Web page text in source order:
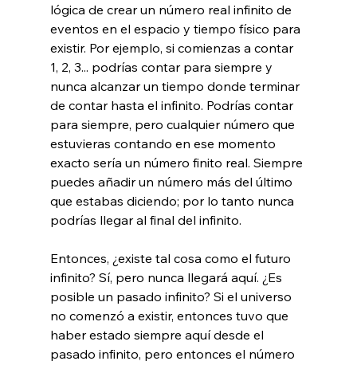
lógica de crear un número real infinito de
eventos en el espacio y tiempo físico para
existir. Por ejemplo, si comienzas a contar
1, 2, 3... podrías contar para siempre y
nunca alcanzar un tiempo donde terminar
de contar hasta el infinito. Podrías contar
para siempre, pero cualquier número que
estuvieras contando en ese momento
exacto sería un número finito real. Siempre
puedes añadir un número más del último
que estabas diciendo; por lo tanto nunca
podrías llegar al final del infinito.
Entonces, ¿existe tal cosa como el futuro
infinito? Sí, pero nunca llegará aquí. ¿Es
posible un pasado infinito? Si el universo
no comenzó a existir, entonces tuvo que
haber estado siempre aquí desde el
pasado infinito, pero entonces el número